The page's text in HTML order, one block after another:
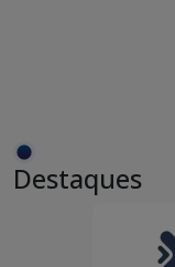
Destaques